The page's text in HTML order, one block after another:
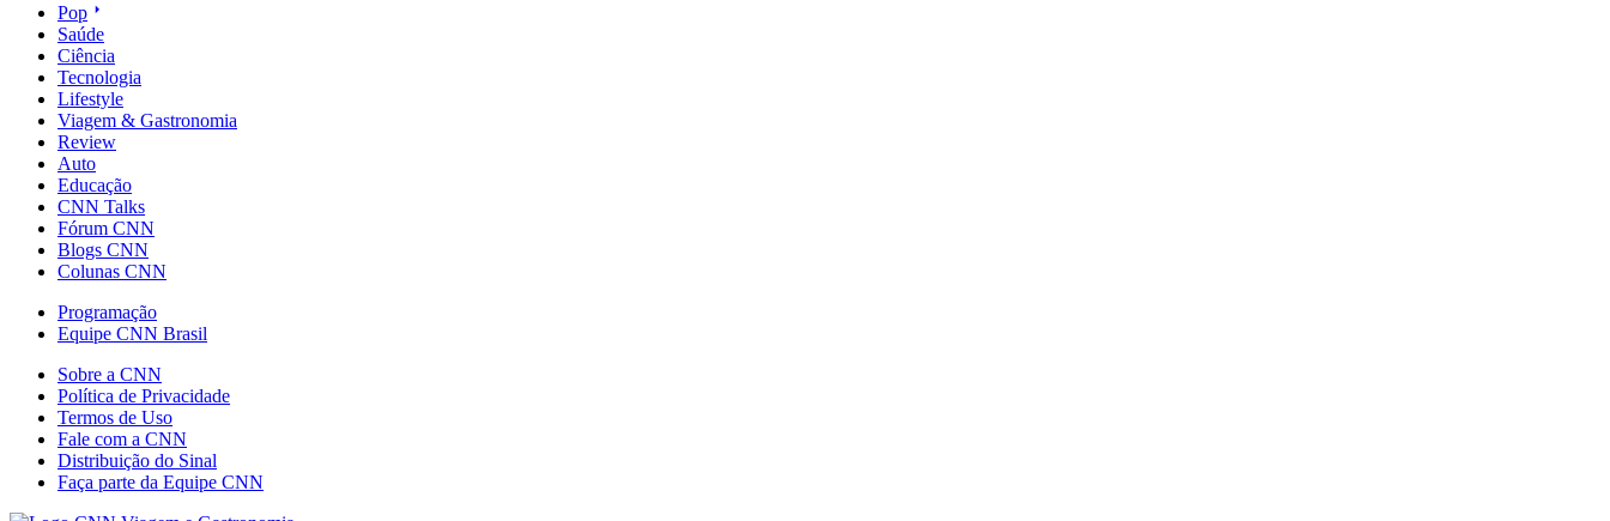
Pop
Saúde
Ciência
Tecnologia
Lifestyle
Viagem & Gastronomia
Review
Auto
Educação
CNN Talks
Fórum CNN
Blogs CNN
Colunas CNN
Programação
Equipe CNN Brasil
Sobre a CNN
Política de Privacidade
Termos de Uso
Fale com a CNN
Distribuição do Sinal
Faça parte da Equipe CNN